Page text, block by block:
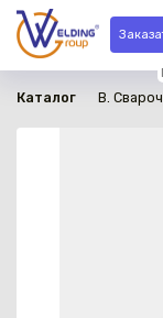
Каталог B.
в наличии